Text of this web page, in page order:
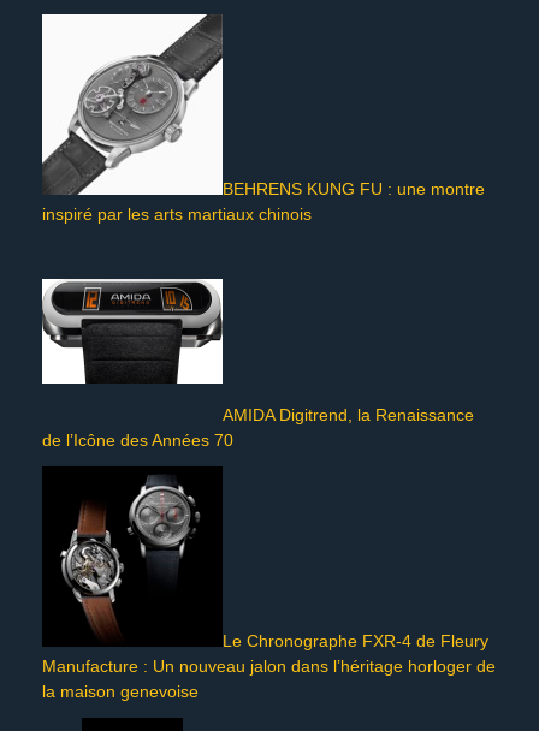
BEHRENS KUNG FU : une montre
inspiré par les arts martiaux chinois
AMIDA Digitrend, la Renaissance
de l’Icône des Années 70
Le Chronographe FXR-4 de Fleury
Manufacture : Un nouveau jalon dans l’héritage horloger de
la maison genevoise